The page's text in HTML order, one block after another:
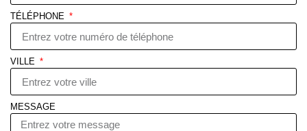
TÉLÉPHONE
VILLE
MESSAGE